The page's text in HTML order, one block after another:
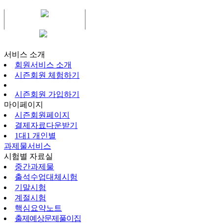
서비스 소개
회원서비스 소개
시즌회원 체험하기
시즌회원 가입하기
마이페이지
시즌회원페이지
결제자료다운받기
1대1 개인별
과제물서비스
시험별 자료실
중간과제물
출석수업대체시험
기말시험
계절시험
핵심요약노트
출제예상문제풀이집